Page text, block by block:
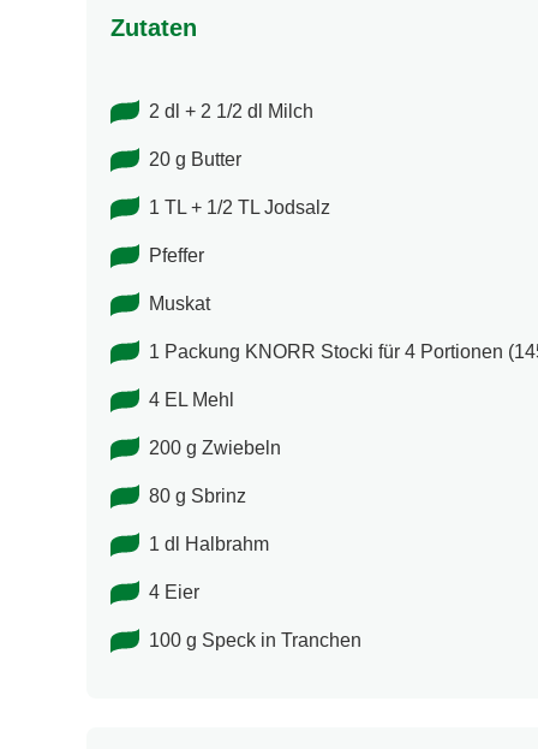
Zutaten
2 dl + 2 1/2 dl Milch
20 g Butter
1 TL + 1/2 TL Jodsalz
Pfeffer
Muskat
1 Packung KNORR Stocki für 4 Portionen
4 EL Mehl
200 g Zwiebeln
80 g Sbrinz
1 dl Halbrahm
4 Eier
100 g Speck in Tranchen